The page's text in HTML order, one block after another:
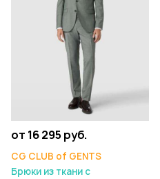
от 16 295 руб.
CG CLUB of GENTS
Брюки из ткани с